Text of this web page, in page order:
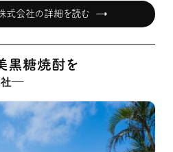
式会社の詳細を読む
黒糖焼酎を
社―